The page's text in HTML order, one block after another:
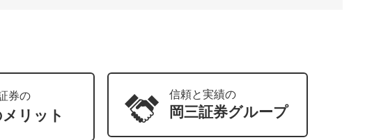
券の
リット
信頼と実績の
岡三証券グループ